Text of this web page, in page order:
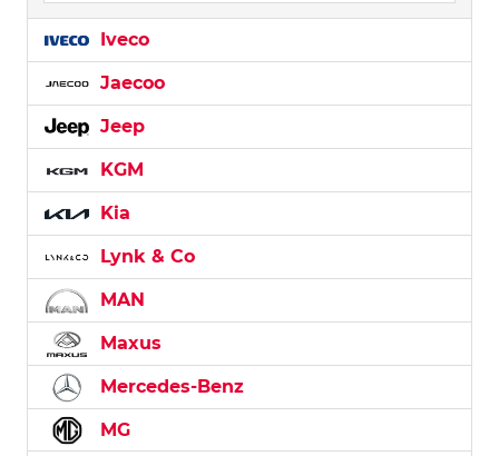
Iveco
Jaecoo
Jeep
KGM
Kia
Lynk & Co
MAN
Maxus
Mercedes-Benz
MG